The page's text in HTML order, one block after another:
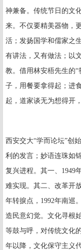
神兼备。传统节日的文
来。不仅要精美器物，
活；发扬国学和儒家之
有讲法，又有做法；以
教。借用林安梧先生的
子，用餐要拿得起；进
起，道家谈无为想得开
西安交大“学而论坛”创
利的发言；妙语连珠如
复兴进程。其一、 1949
难实现。其二、改革开
年转捩点， 1992年南巡
造民意幻觉。文化寻根
等鼓与呼，对传统文化
年以降，文化保守主义